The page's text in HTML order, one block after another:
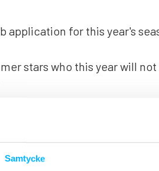
Samtycke
application for this year's
stars who this year will
leadership together
opportunity also for